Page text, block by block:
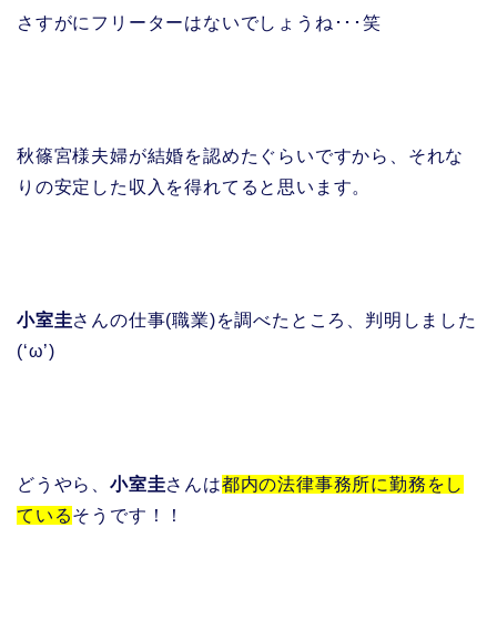
さすがにフリーターはないでしょうね･･･笑
秋篠宮様夫婦が結婚を認めたぐらいですから、それな
りの安定した収入を得れてると思います。
小室圭さんの仕事(職業)を調べたところ、判明しました
(‘ω’)
どうやら、 小室圭さんは都内の法律事務所に勤務をし
ているそうです！！